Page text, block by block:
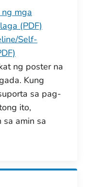
mga
(PDF)
Self-
ng poster na
Kung
sa pag-
ito,
amin sa